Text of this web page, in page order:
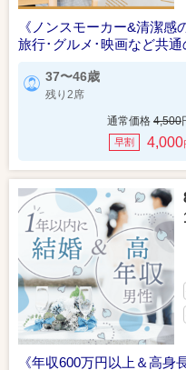
《ノンスモーカー&清潔感
旅行･グルメ･映画など共
37〜46歳
残り2席
通常価格 4,500
早割 4,000
《年収600万円以上＆高身